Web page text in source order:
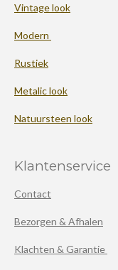
Vintage look
Modern
Rustiek
Metalic look
Natuursteen look
Klantenservice
Contact
Bezorgen & Afhalen
Klachten & Garantie